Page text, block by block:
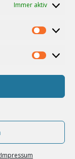
Immer aktiv
Impressum